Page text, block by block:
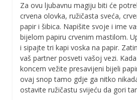
Za ovu ljubavnu magiju biti će
crvena olovka, ružičasta sveća,
papir i šibica. Napišite svoje i ime
bijelom papiru crvenim mastilom.
i sipajte tri kapi voska na papir.
vaš partner posveti vašoj vezi.
koncem vežite presavijeni bijeli
ovaj snop tamo gdje ga nitko
ostavite ružičastu svijeću da gori